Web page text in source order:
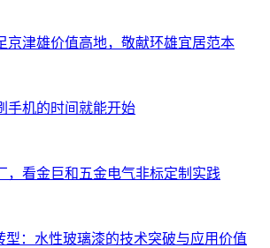
京津雄价值高地，敬献环雄宜居范本
手机的时间就能开始
，看金巨和五金电气非标定制实践
型：水性玻璃漆的技术突破与应用价值